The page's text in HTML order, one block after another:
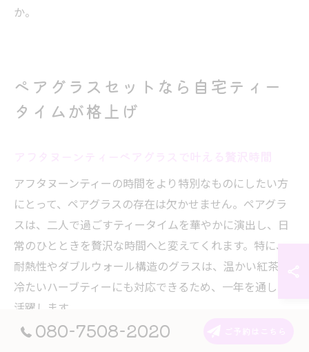
か。
ペアグラスセットなら自宅ティー
タイムが格上げ
アフタヌーンティーの時間をより特別なものにしたい方
にとって、ペアグラスの存在は欠かせません。ペアグラ
スは、二人で過ごすティータイムを華やかに演出し、日
常のひとときを贅沢な時間へと変えてくれます。特に、
耐熱性やダブルウォール構造のグラスは、温かい紅茶や
冷たいハーブティーにも対応できるため、一年を通して
活躍します。
また、ワインやシャンパンにも使えるデザイン性の高い
080-7508-2020